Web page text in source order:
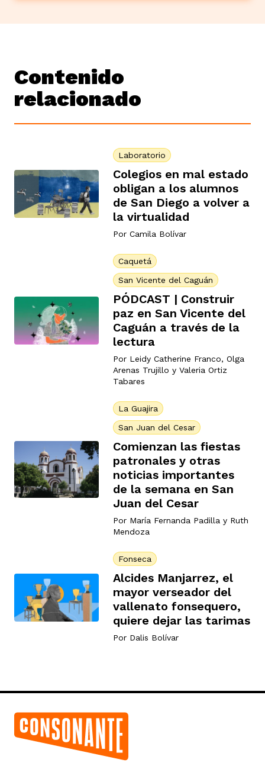
Contenido
relacionado
Laboratorio
Colegios en mal estado
obligan a los alumnos
de San Diego a volver a
la virtualidad
Por Camila Bolívar
Caquetá
San Vicente del Caguán
PÓDCAST | Construir
paz en San Vicente del
Caguán a través de la
lectura
Por Leidy Catherine Franco, Olga
Arenas Trujillo y Valeria Ortiz
Tabares
La Guajira
San Juan del Cesar
Comienzan las fiestas
patronales y otras
noticias importantes
de la semana en San
Juan del Cesar
Por María Fernanda Padilla y Ruth
Mendoza
Fonseca
Alcides Manjarrez, el
mayor verseador del
vallenato fonsequero,
quiere dejar las tarimas
Por Dalis Bolívar